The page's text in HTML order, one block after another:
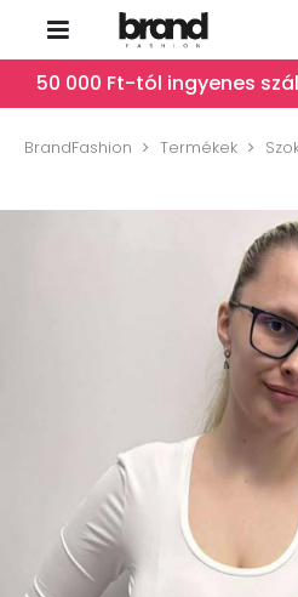
50 000 Ft-tól ingyenes
BrandFashion Termékek